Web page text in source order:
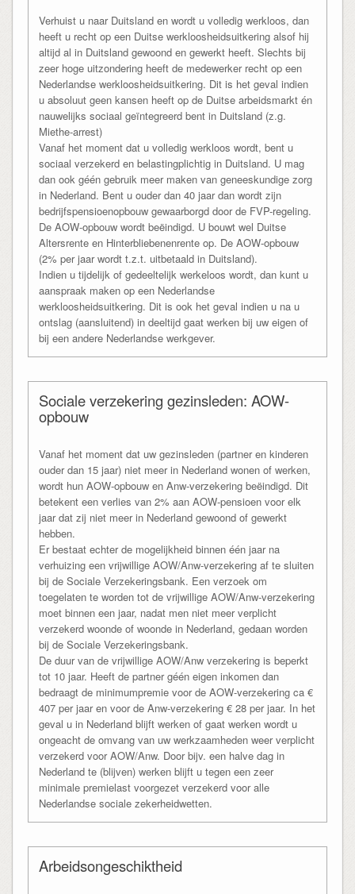
Verhuist u naar Duitsland en wordt u volledig werkloos, dan
heeft u recht op een Duitse werkloosheidsuitkering alsof hij
altijd al in Duitsland gewoond en gewerkt heeft. Slechts bij
zeer hoge uitzondering heeft de medewerker recht op een
Nederlandse werkloosheidsuitkering. Dit is het geval indien
u absoluut geen kansen heeft op de Duitse arbeidsmarkt én
nauwelijks sociaal geïntegreerd bent in Duitsland (z.g.
Miethe-arrest)
Vanaf het moment dat u volledig werkloos wordt, bent u
sociaal verzekerd en belastingplichtig in Duitsland. U mag
dan ook géén gebruik meer maken van geneeskundige zorg
in Nederland. Bent u ouder dan 40 jaar dan wordt zijn
bedrijfspensioenopbouw gewaarborgd door de FVP-regeling.
De AOW-opbouw wordt beëindigd. U bouwt wel Duitse
Altersrente en Hinterbliebenenrente op. De AOW-opbouw
(2% per jaar wordt t.z.t. uitbetaald in Duitsland).
Indien u tijdelijk of gedeeltelijk werkeloos wordt, dan kunt u
aanspraak maken op een Nederlandse
werkloosheidsuitkering. Dit is ook het geval indien u na u
ontslag (aansluitend) in deeltijd gaat werken bij uw eigen of
bij een andere Nederlandse werkgever.
Sociale verzekering gezinsleden: AOW-
opbouw
Vanaf het moment dat uw gezinsleden (partner en kinderen
ouder dan 15 jaar) niet meer in Nederland wonen of werken,
wordt hun AOW-opbouw en Anw-verzekering beëindigd. Dit
betekent een verlies van 2% aan AOW-pensioen voor elk
jaar dat zij niet meer in Nederland gewoond of gewerkt
hebben.
Er bestaat echter de mogelijkheid binnen één jaar na
verhuizing een vrijwillige AOW/Anw-verzekering af te sluiten
bij de Sociale Verzekeringsbank. Een verzoek om
toegelaten te worden tot de vrijwillige AOW/Anw-verzekering
moet binnen een jaar, nadat men niet meer verplicht
verzekerd woonde of woonde in Nederland, gedaan worden
bij de Sociale Verzekeringsbank.
De duur van de vrijwillige AOW/Anw verzekering is beperkt
tot 10 jaar. Heeft de partner géén eigen inkomen dan
bedraagt de minimumpremie voor de AOW-verzekering ca €
407 per jaar en voor de Anw-verzekering € 28 per jaar. In het
geval u in Nederland blijft werken of gaat werken wordt u
ongeacht de omvang van uw werkzaamheden weer verplicht
verzekerd voor AOW/Anw. Door bijv. een halve dag in
Nederland te (blijven) werken blijft u tegen een zeer
minimale premielast voorgezet verzekerd voor alle
Nederlandse sociale zekerheidwetten.
Arbeidsongeschiktheid